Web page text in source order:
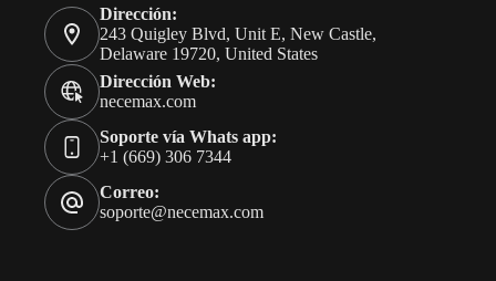
Dirección:
243 Quigley Blvd, Unit E, New Castle,
Delaware 19720, United States
Dirección Web:
necemax.com
Soporte vía Whats app:
+1 (669) 306 7344
Correo:
soporte@necemax.com